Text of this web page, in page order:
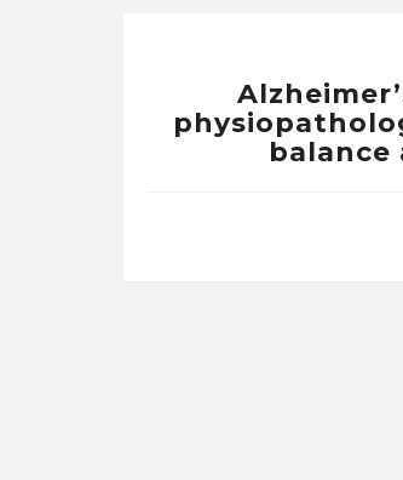
balance